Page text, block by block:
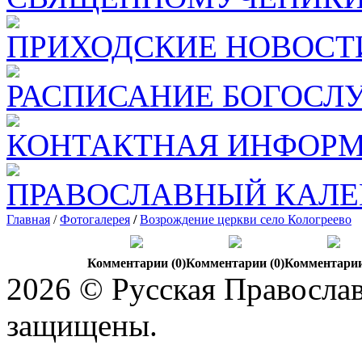
ПРИХОДСКИЕ
РАСПИСАНИЕ
КОНТАКТНАЯ
ПРАВОСЛАВНЫЙ
Главная /Фотогалерея /Возрождение церкви село Кологреево
Комментарии (0)Комментарии (0)
2026 © Русская
защищены.